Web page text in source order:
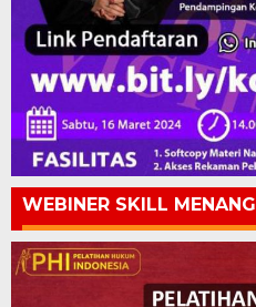
WEBINER SKILL MENANG